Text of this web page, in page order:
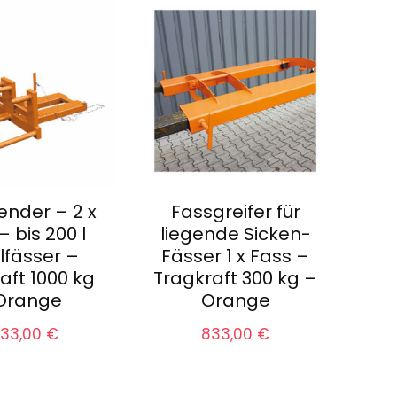
– 2 x
bis 200 l
–
1000 kg
€
Fassgreifer für
liegende Sicken-
Fässer 1 x Fass –
Tragkraft 300 kg –
Orange
833,00 €